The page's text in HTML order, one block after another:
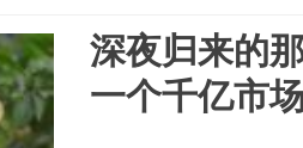
深夜归来的
一个千亿市